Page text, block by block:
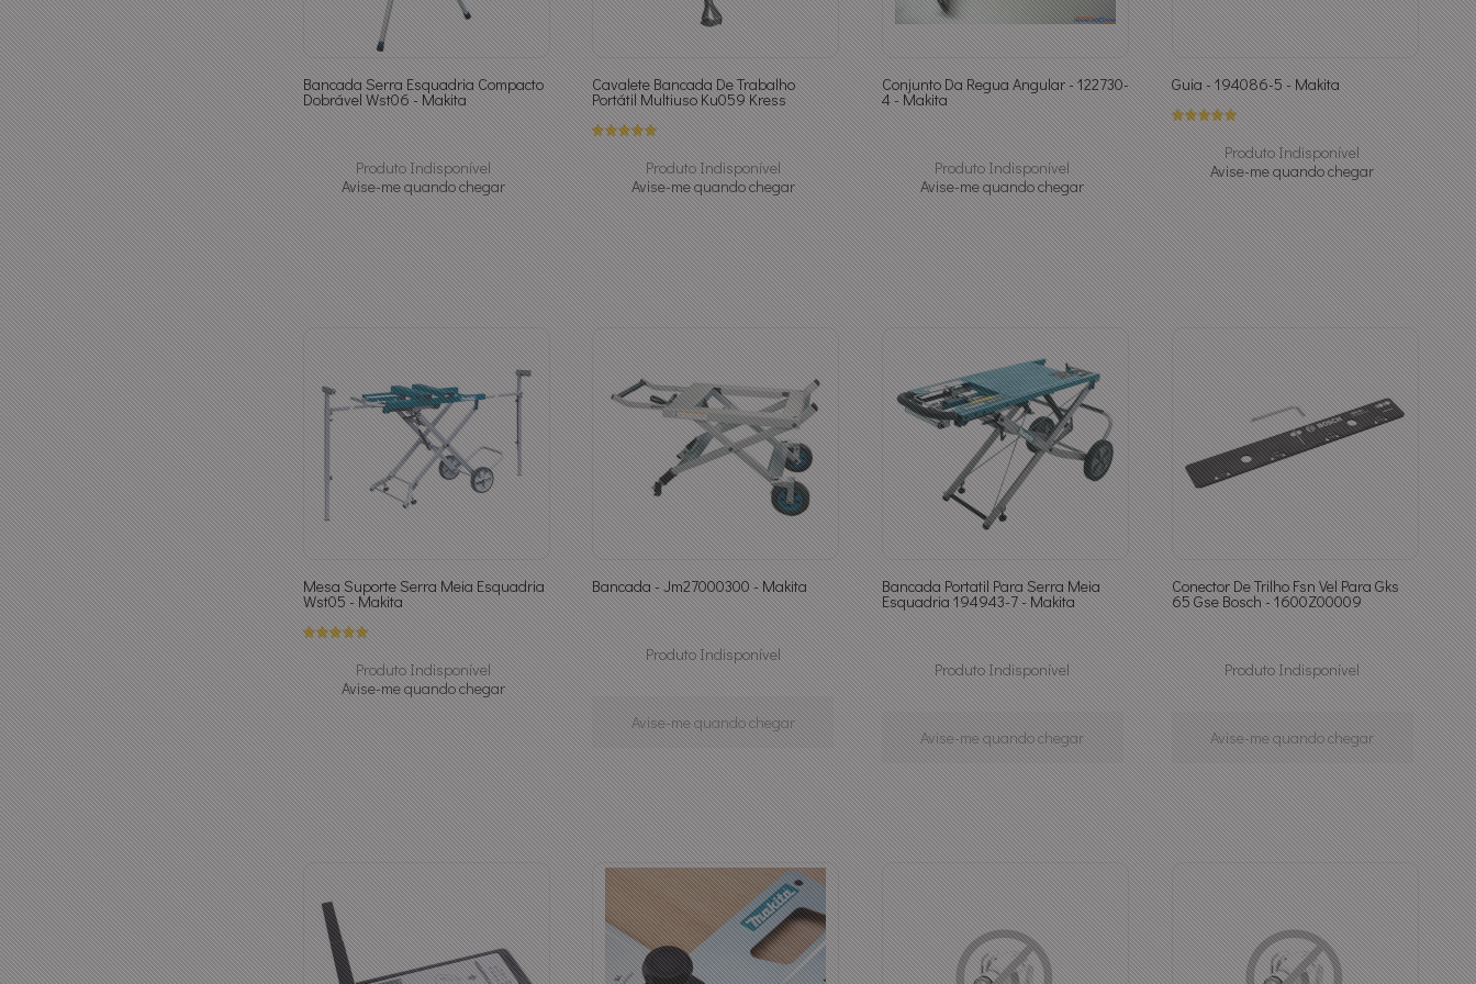
Bancada Serra Esquadria Compacto
Dobrável Wst06 - Makita
Produto Indisponível
Avise-me quando chegar
Cavalete Bancada De Trabalho
Portátil Multiuso Ku059 Kress
Produto Indisponível
Avise-me quando chegar
Conjunto Da Regua Angular - 122730-
4 - Makita
Produto Indisponível
Avise-me quando chegar
Guia - 194086-5 - Makita
Produto Indisponível
Avise-me quando chegar
Mesa Suporte Serra Meia Esquadria
Wst05 - Makita
Produto Indisponível
Avise-me quando chegar
Bancada - Jm27000300 - Makita
Produto Indisponível
Avise-me quando chegar
Bancada Portatil Para Serra Meia
Esquadria 194943-7 - Makita
Produto Indisponível
Avise-me quando chegar
Conector De Trilho Fsn Vel Para Gks
65 Gse Bosch - 1600Z00009
Produto Indisponível
Avise-me quando chegar